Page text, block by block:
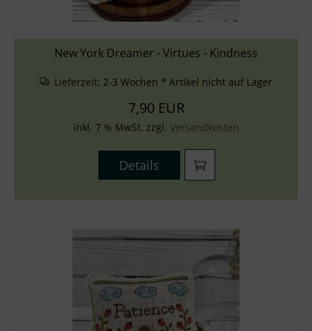
New York Dreamer - Virtues - Kindness
Lieferzeit: 2-3 Wochen * Artikel nicht auf Lager
7,90 EUR
inkl. 7 % MwSt. zzgl. Versandkosten
Details